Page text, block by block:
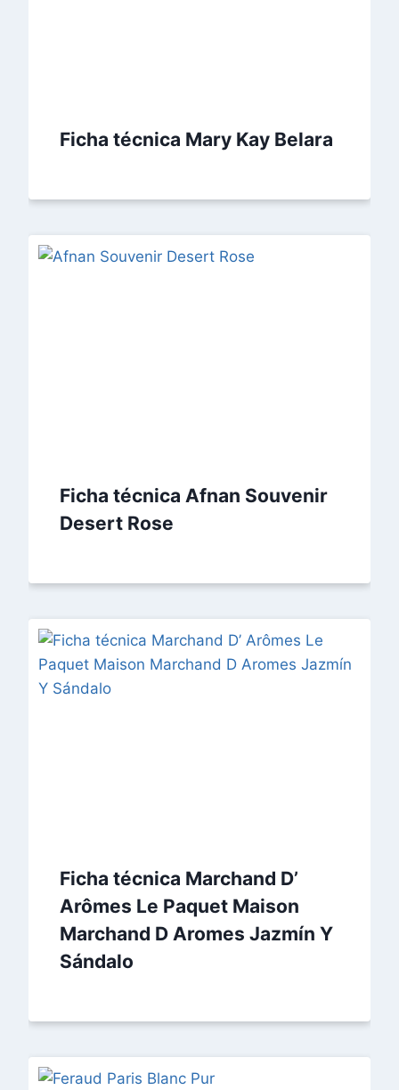
Ficha técnica Mary Kay Belara
Ficha técnica Afnan Souvenir
Desert Rose
Ficha técnica Marchand D’
Arômes Le Paquet Maison
Marchand D Aromes Jazmín Y
Sándalo